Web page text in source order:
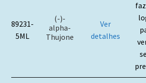
89231-
5ML
(-)-
alpha-
Thujone
Ver
detalhes